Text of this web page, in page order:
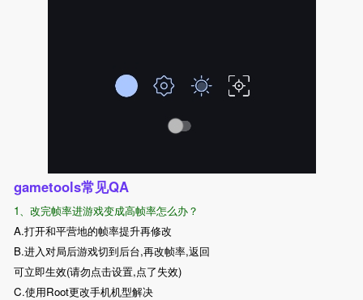
gametools常见QA
1、改完帧率进游戏变成高帧率怎么办？
A.打开和平营地的帧率提升再修改
B.进入对局后游戏切到后台,再改帧率,返回
可立即生效(请勿点击设置,点了失效)
C.使用Root更改手机机型解决